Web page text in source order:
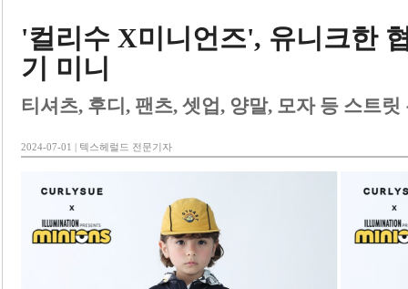
'컬리수 X미니언즈', 유니크한
기 미니
티셔츠, 후디, 팬츠, 셋업, 양말, 모자 등 스트
2024-07-01 | 텍스헤럴드 전문기자